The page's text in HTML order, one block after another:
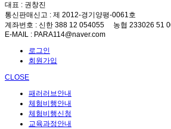
대표 : 권창진
통신판매신고 : 제 2012-경기양평-0061호
계좌번호 : 신한 388 12 054055 농협 233026 51
E-MAIL : PARA114@naver.com
로그인
회원가입
CLOSE
패러러브안내
체험비행안내
체험비행신청
교육과정안내